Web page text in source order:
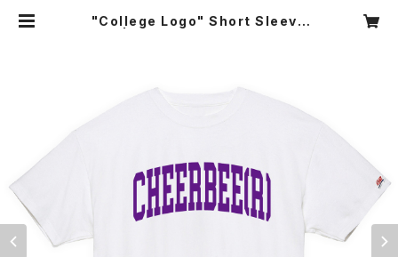
"College Logo" Short Sleeve